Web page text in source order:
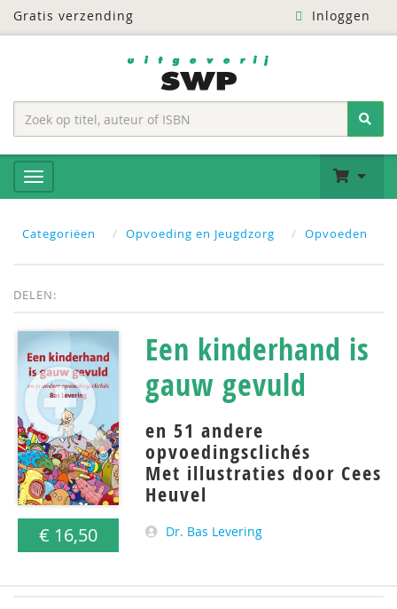
Gratis verzending Inloggen
Categoriëen Opvoeding en Jeugdzorg Opvoeden
DELEN:
€ 16,50
Een kinderhand is
gauw gevuld
en 51 andere
opvoedingsclichés
Met illustraties door Cees
Heuvel
Dr. Bas Levering